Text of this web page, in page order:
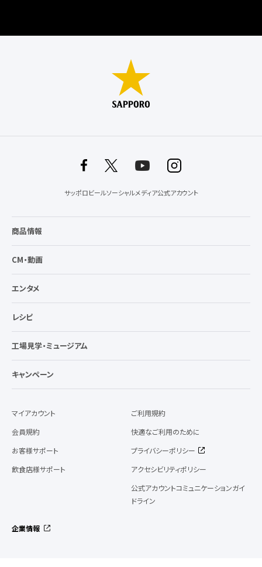
サッポロビールソーシャルメディア公式アカウント
商品情報
CM・動画
エンタメ
レシピ
工場見学・ミュージアム
キャンペーン
マイアカウント
会員規約
お客様サポート
飲食店様サポート
ご利用規約
快適なご利用のために
プライバシーポリシー
アクセシビリティポリシー
公式アカウントコミュニケーションガイ
ドライン
企業情報